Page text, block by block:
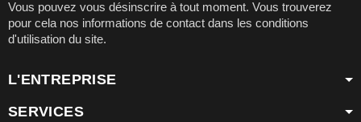
Vous pouvez vous désinscrire à tout moment. Vous trouverez
pour cela nos informations de contact dans les conditions
d'utilisation du site.
L'ENTREPRISE
SERVICES